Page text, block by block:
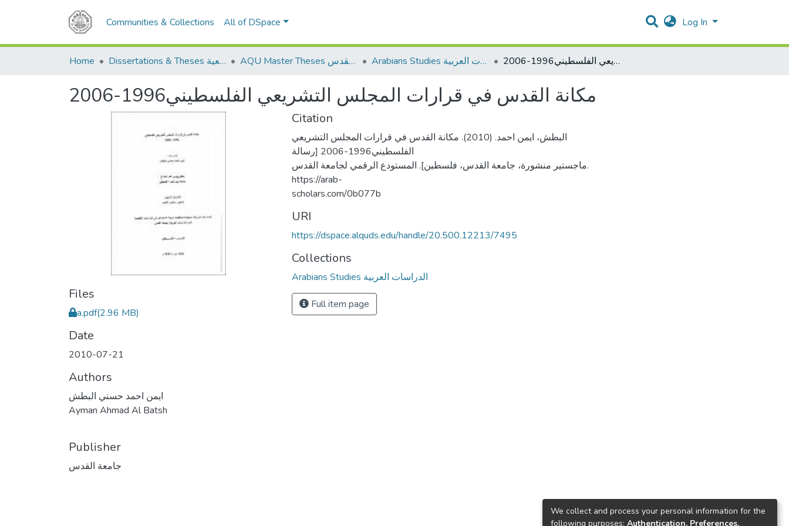
Communities & Collections All of DSpace Log In
Home Dissertations & Theses الرسائل الجامعية AQU Master Theses الرسائل الجامعية الخاصة بجامعة القدس Arabians Studies الدراسات العربية مكانة القدس في قرارات المجلس التشريعي الفلسطيني1996-2006
مكانة القدس في قرارات المجلس التشريعي الفلسطيني1996-2006
Files
a.pdf(2.96 MB)
Date
2010-07-21
Authors
ايمن احمد حسني البطش
Ayman Ahmad Al Batsh
Publisher
جامعة القدس
Citation
البطش، ايمن احمد. (2010). مكانة القدس في قرارات المجلس التشريعي
الفلسطيني1996-2006 [رسالة
ماجستير منشورة، جامعة القدس، فلسطين]. المستودع الرقمي لجامعة القدس.
https://arab-
scholars.com/0b077b
URI
https://dspace.alquds.edu/handle/20.500.12213/7495
Collections
Arabians Studies الدراسات العربية
Full item page
We collect and process your personal information for the
following purposes: Authentication, Preferences,